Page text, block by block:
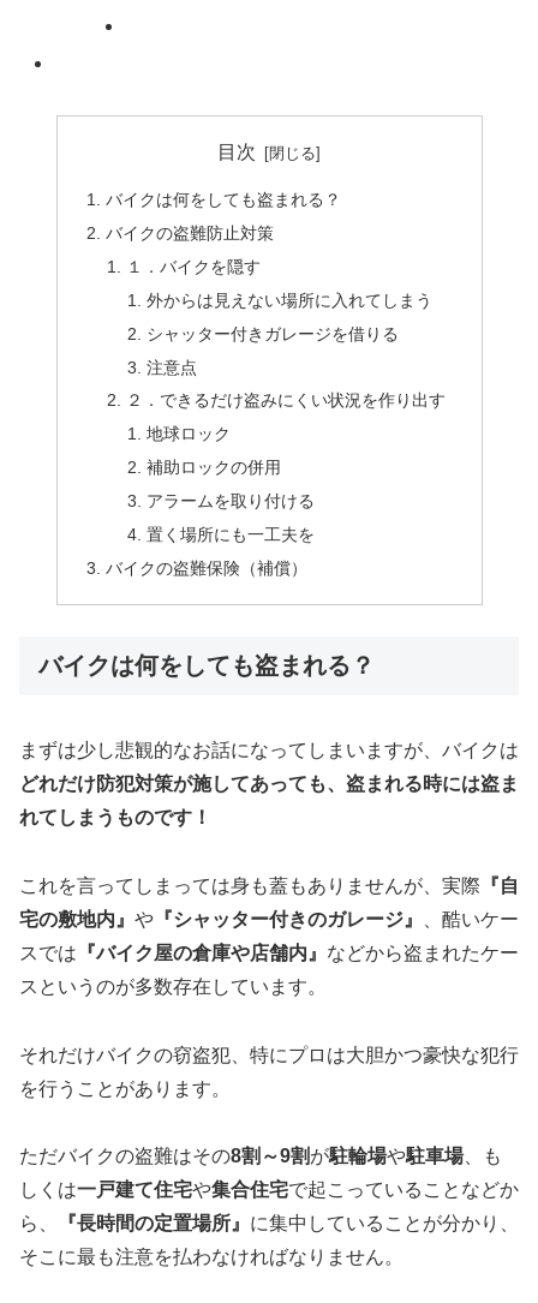
目次
バイクは何をしても盗まれる？
バイクの盗難防止対策
１．バイクを隠す
外からは見えない場所に入れてしまう
シャッター付きガレージを借りる
注意点
２．できるだけ盗みにくい状況を作り出す
地球ロック
補助ロックの併用
アラームを取り付ける
置く場所にも一工夫を
バイクの盗難保険（補償）
バイクは何をしても盗まれる？
まずは少し悲観的なお話になってしまいますが、バイクは
どれだけ防犯対策が施してあっても、盗まれる時には盗ま
れてしまうものです！
これを言ってしまっては身も蓋もありませんが、実際 『自
宅の敷地内』 や 『シャッター付きのガレージ』
、酷いケー
スでは 『バイク屋の倉庫や店舗内』 などから盗まれたケー
スというのが多数存在しています。
それだけバイクの窃盗犯、特にプロは大胆かつ豪快な犯行
を行うことがあります。
ただバイクの盗難はその8割～9割が駐輪場や駐車場、も
しくは一戸建て住宅や集合住宅で起こっていることなどか
ら、
『長時間の定置場所』 に集中していることが分かり、
そこに最も注意を払わなければなりません。